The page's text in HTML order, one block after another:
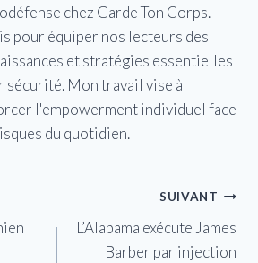
chez Garde Ton Corps.
pour équiper nos lecteurs des
et stratégies essentielles
sécurité. Mon travail vise à
l'empowerment individuel face
du quotidien.
SUIVANT
L’Alabama exécute James
Barber par injection